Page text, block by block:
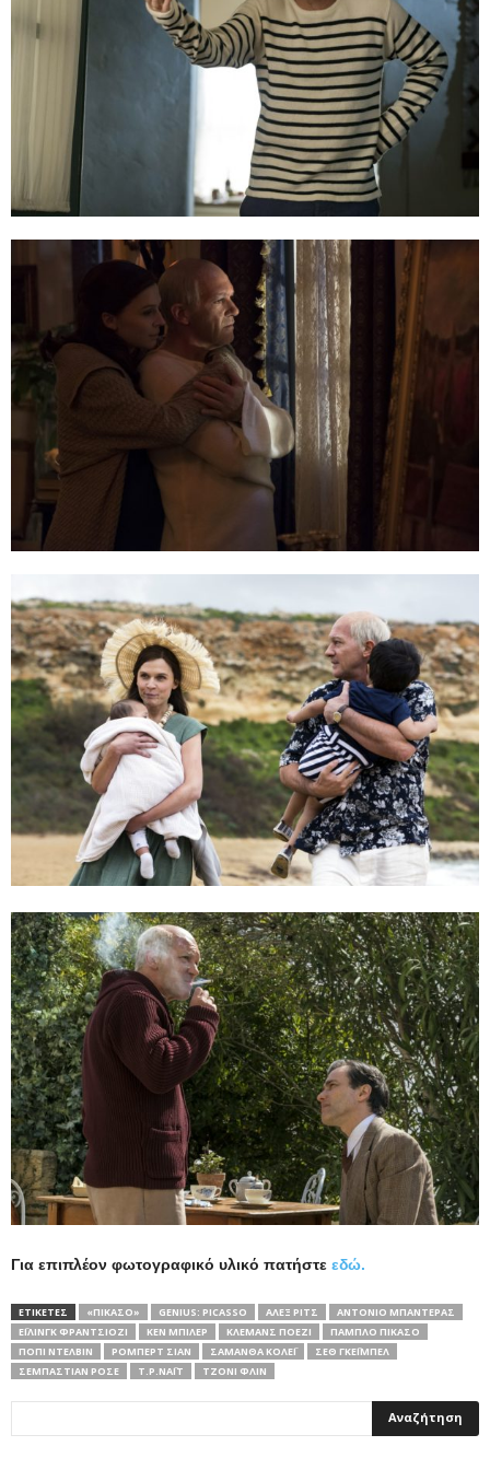
Για επιπλέον φωτογραφικό υλικό πατήστε εδώ.
ΕΤΙΚΕΤΕΣ «ΠΙΚΆΣΟ» GENIUS: PICASSO ΆΛΕΞ ΡΙΤΣ
ΑΝΤΌΝΙΟ ΜΠΑΝΤΈΡΑΣ
ΈΙΛΙΝΓΚ ΦΡΑΝΤΣΙΌΖΙ
ΚΕΝ ΜΠΊΛΕΡ ΚΛΕΜΆΝΣ ΠΟΕΖΊ
ΠΆΜΠΛΟ ΠΙΚΆΣΟ
ΠΌΠΙ ΝΤΕΛΒΊΝ
ΡΌΜΠΕΡΤ ΣΊΑΝ ΣΑΜΆΝΘΑ ΚΌΛΕΪ
ΣΕΘ ΓΚΈΙΜΠΕΛ
ΣΕΜΠΑΣΤΙΆΝ ΡΟΣΈ
Τ.Ρ.ΝΆΙΤ ΤΖΌΝΙ ΦΛΙΝ